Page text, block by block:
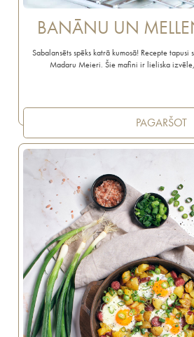
BANĀNU UN
Sabalansēts spēks katrā kumosā! Recepte
Madaru Meieri. Šie mafini ir lieliska
PAGARŠOT